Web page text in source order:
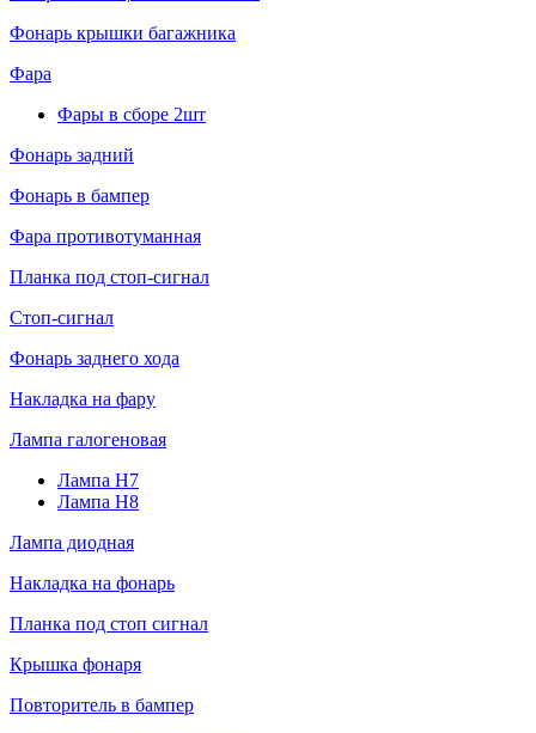
Фонарь крышки багажника
Фара
Фары в сборе 2шт
Фонарь задний
Фонарь в бампер
Фара противотуманная
Планка под стоп-сигнал
Стоп-сигнал
Фонарь заднего хода
Накладка на фару
Лампа галогеновая
Лампа H7
Лампа H8
Лампа диодная
Накладка на фонарь
Планка под стоп сигнал
Крышка фонаря
Повторитель в бампер